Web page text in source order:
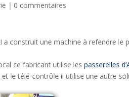
| 0 commentaires
a construit une machine à refendre le
ce fabricant utilise lespasserelles
le télé-contrôle il utilise une autre